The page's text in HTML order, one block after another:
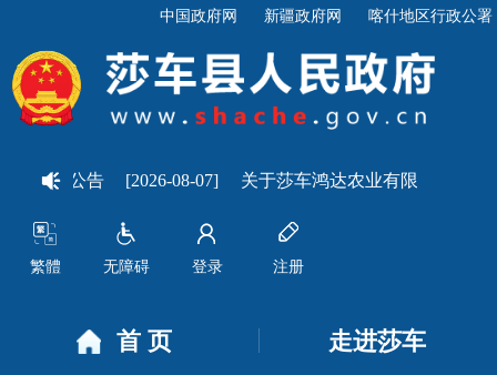
中国政府网 新疆政府网 喀什地区行政公署
[2026-08-07] 关于莎车鸿达农业有限责任公司分公司
繁體 无障碍 登录 注册
首 页
走进莎车